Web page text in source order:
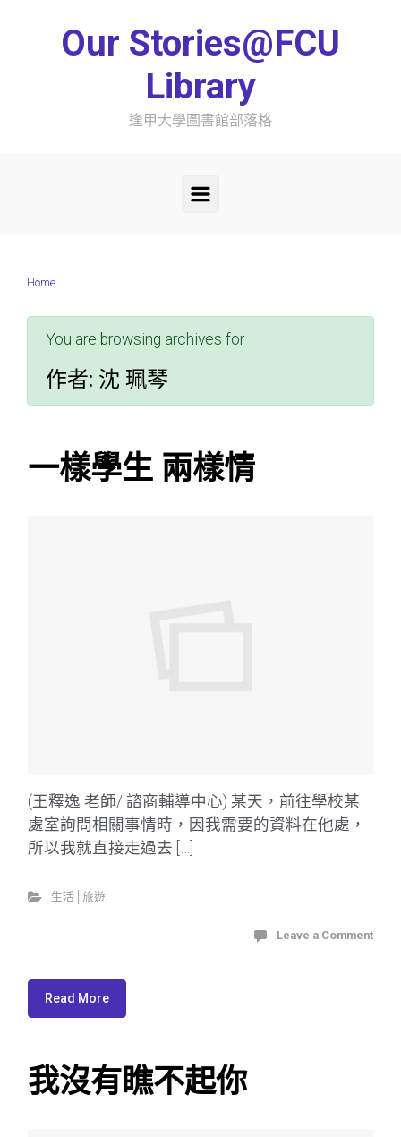
Our Stories@FCU
Library
逢甲大學圖書館部落格
Home
You are browsing archives for
作者: 沈 珮琴
一樣學生 兩樣情
(王釋逸 老師/ 諮商輔導中心) 某天，前往學校某
處室詢問相關事情時，因我需要的資料在他處，
所以我就直接走過去 […]
生活│旅遊
Leave a Comment
Read More
我沒有瞧不起你